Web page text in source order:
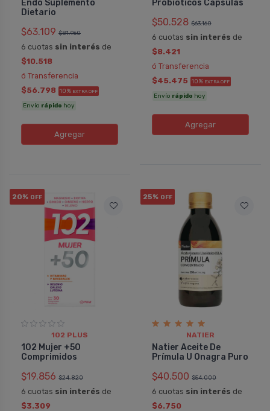
Endo Suplemento
Dietario
$63.109 $81.960
6 cuotas sin interés de
$10.518
ó Transferencia
$56.798 10% EXTRA OFF
Envío rápido hoy
Agregar
Probióticos Cápsulas
$50.528 $63.160
6 cuotas sin interés de
$8.421
ó Transferencia
$45.475 10% EXTRA OFF
Envío rápido hoy
Agregar
20% OFF
102 PLUS
102 Mujer +50
Comprimidos
$19.856 $24.820
6 cuotas sin interés de
$3.309
25% OFF
NATIER
Natier Aceite De
Prímula U Onagra Puro
$40.500 $54.000
6 cuotas sin interés de
$6.750